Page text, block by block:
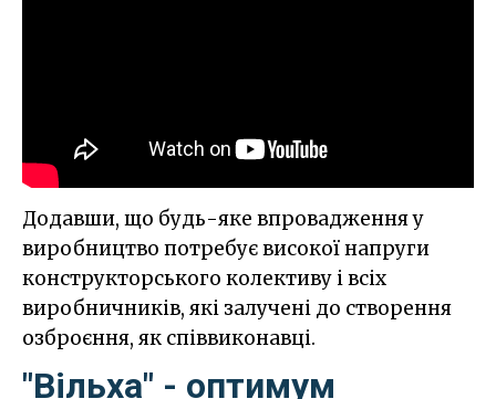
Додавши, що будь-яке впровадження у
виробництво потребує високої напруги
конструкторського колективу і всіх
виробничників, які залучені до створення
озброєння, як співвиконавці.
"Вільха" - оптимум